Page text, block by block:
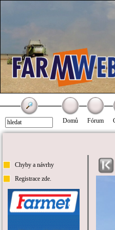
Domů Fórum
Chyby a návrhy
Registrace zde.